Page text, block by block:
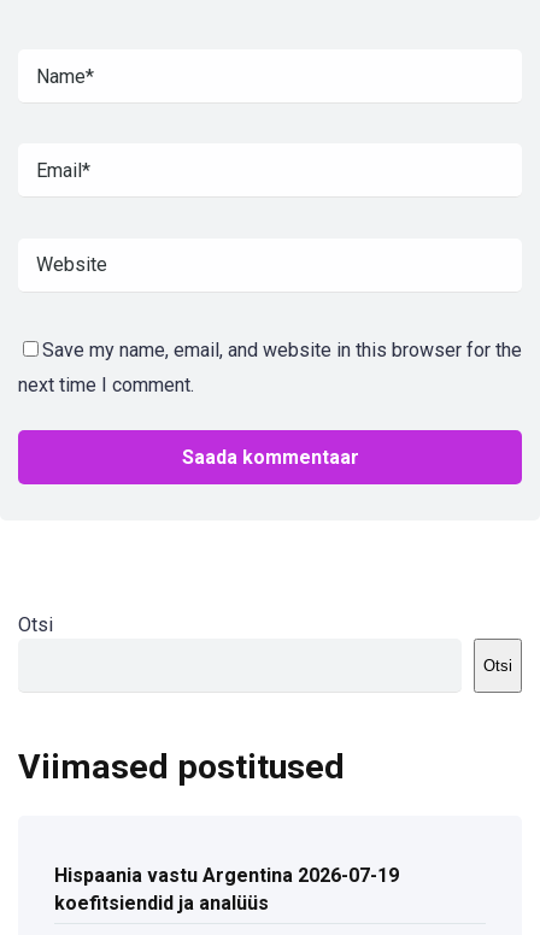
Save my name, email, and website in this browser for the
next time I comment.
Otsi
Otsi
Viimased postitused
Hispaania vastu Argentina 2026-07-19
koefitsiendid ja analüüs